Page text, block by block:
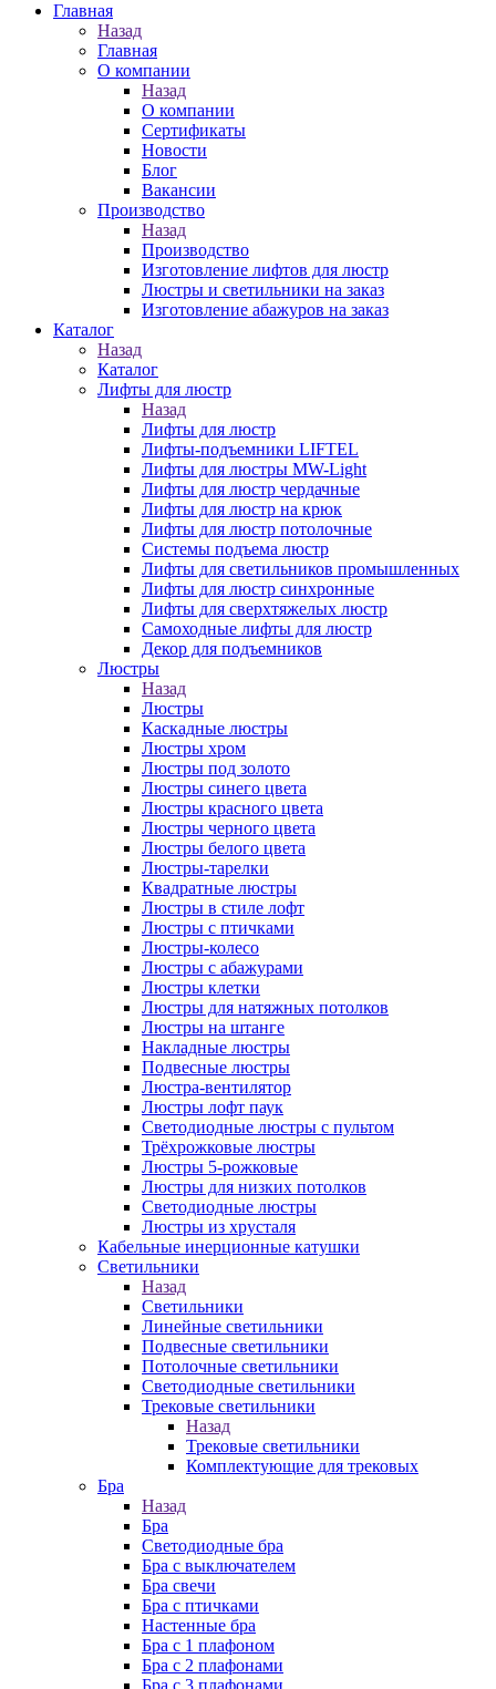
Главная
Назад
Главная
О компании
Назад
О компании
Сертификаты
Новости
Блог
Вакансии
Производство
Назад
Производство
Изготовление лифтов для люстр
Люстры и светильники на заказ
Изготовление абажуров на заказ
Каталог
Назад
Каталог
Лифты для люстр
Назад
Лифты для люстр
Лифты-подъемники LIFTEL
Лифты для люстры MW-Light
Лифты для люстр чердачные
Лифты для люстр на крюк
Лифты для люстр потолочные
Системы подъема люстр
Лифты для светильников промышленных
Лифты для люстр синхронные
Лифты для сверхтяжелых люстр
Самоходные лифты для люстр
Декор для подъемников
Люстры
Назад
Люстры
Каскадные люстры
Люстры хром
Люстры под золото
Люстры синего цвета
Люстры красного цвета
Люстры черного цвета
Люстры белого цвета
Люстры-тарелки
Квадратные люстры
Люстры в стиле лофт
Люстры с птичками
Люстры-колесо
Люстры с абажурами
Люстры клетки
Люстры для натяжных потолков
Люстры на штанге
Накладные люстры
Подвесные люстры
Люстра-вентилятор
Люстры лофт паук
Светодиодные люстры с пультом
Трёхрожковые люстры
Люстры 5-рожковые
Люстры для низких потолков
Cветодиодные люстры
Люстры из хрусталя
Кабельные инерционные катушки
Светильники
Назад
Светильники
Линейные светильники
Подвесные светильники
Потолочные светильники
Светодиодные светильники
Трековые светильники
Назад
Трековые светильники
Комплектующие для трековых
Бра
Назад
Бра
Светодиодные бра
Бра с выключателем
Бра свечи
Бра с птичками
Настенные бра
Бра с 1 плафоном
Бра с 2 плафонами
Бра с 3 плафонами